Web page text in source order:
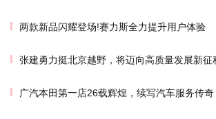
两款新品闪耀登场!赛力斯全力提升用户体验
张建勇力挺北京越野，将迈向高质量发展新征
广汽本田第一店26载辉煌，续写汽车服务传奇